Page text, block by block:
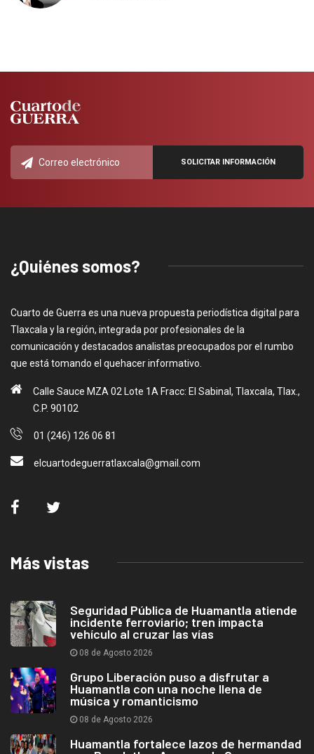
¿Quiénes somos?
Cuarto de Guerra es una nueva propuesta periodística digital para
Tlaxcala y la región, integrada por profesionales de la
comunicación y destacados analistas preocupados por el rumbo
que está tomando el quehacer informativo.
Calle Sauce MZA 02 Lote 1A Fracc: El Sabinal, Tlaxcala, Tlax.,
C.P. 90102
01 (246) 126 06 81
elcuartodeguerratlaxcala@gmail.com
Más vistas
Seguridad Pública de Huamantla atiende
incidente ferroviario; tren impacta
vehículo al cruzar las vías
08 de Agosto 2026
Grupo Liberación puso a disfrutar a
Huamantla con una noche llena de
música y romanticismo
08 de Agosto 2026
Huamantla fortalece lazos de hermandad